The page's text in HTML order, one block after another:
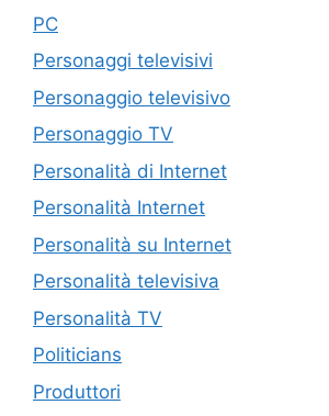
PC
Personaggi televisivi
Personaggio televisivo
Personaggio TV
Personalità di Internet
Personalità Internet
Personalità su Internet
Personalità televisiva
Personalità TV
Politicians
Produttori